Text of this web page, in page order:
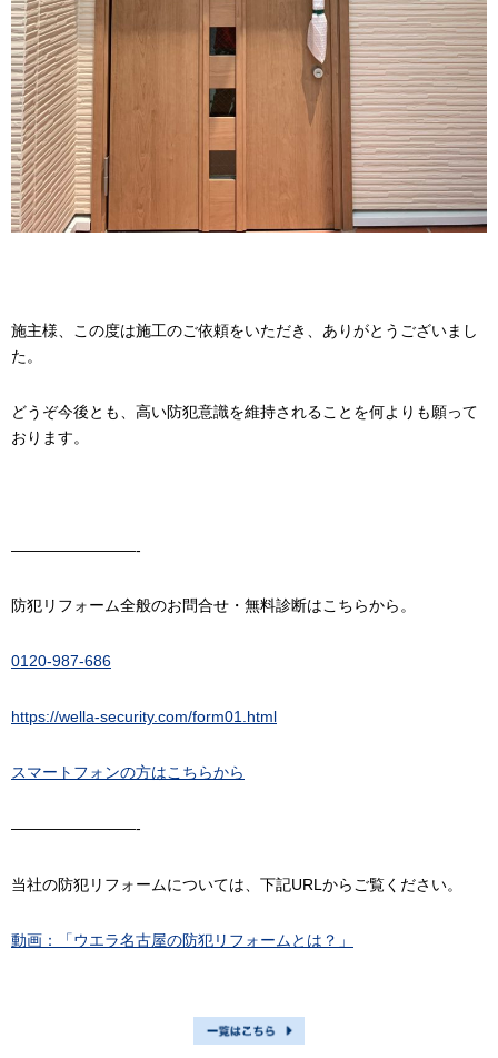
施主様、この度は施工のご依頼をいただき、ありがとうございまし
た。
どうぞ今後とも、高い防犯意識を維持されることを何よりも願って
おります。
————————-
防犯リフォーム全般のお問合せ・無料診断はこちらから。
0120-987-686
https://wella-security.com/form01.html
スマートフォンの方はこちらから
————————-
当社の防犯リフォームについては、下記URLからご覧ください。
動画：「ウエラ名古屋の防犯リフォームとは？」